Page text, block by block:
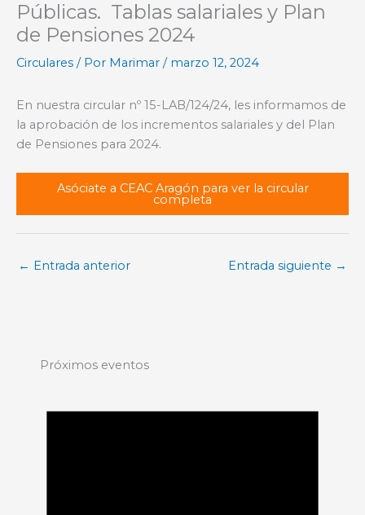
Públicas. Tablas salariales y Plan
de Pensiones 2024
Circulares / Por Marimar / marzo 12, 2024
En nuestra circular nº 15-LAB/124/24, les informamos de
la aprobación de los incrementos salariales y del Plan
de Pensiones para 2024.
Asóciate a CEAC Aragón para ver la circular
completa
← Entrada anterior Entrada siguiente →
Próximos eventos